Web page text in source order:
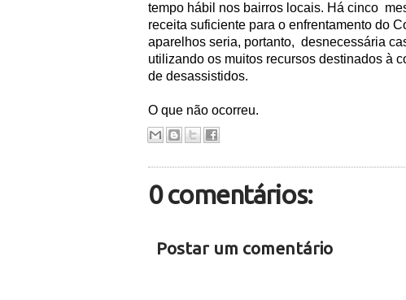
tempo hábil nos bairros locais. Há cinco
receita suficiente para o enfrentamento do
aparelhos seria, portanto, desnecessária
utilizando os muitos recursos destinados à
de desassistidos.
O que não ocorreu.
0 comentários:
Postar um comentário